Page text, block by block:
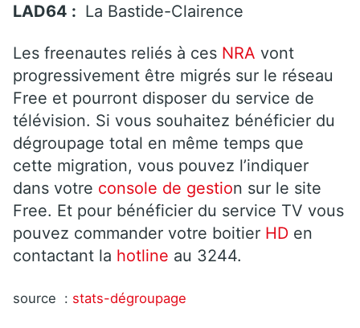
LAD64 : La Bastide-Clairence
Les freenautes reliés à ces NRA vont
progressivement être migrés sur le réseau
Free et pourront disposer du service de
télévision. Si vous souhaitez bénéficier du
dégroupage total en même temps que
cette migration, vous pouvez l’indiquer
dans votre console de gestion sur le site
Free. Et pour bénéficier du service TV vous
pouvez commander votre boitier HD en
contactant la hotline au 3244.
source : stats-dégroupage